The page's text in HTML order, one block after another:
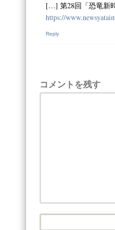
[…] 第28回「恐竜新
https://
Reply
コメントを残す